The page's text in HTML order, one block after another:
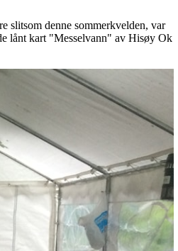
slitsom denne sommerkvelden, var
lånt kart "Messelvann" av Hisøy Ok